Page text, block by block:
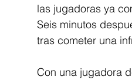
las jugadoras ya
Seis minutos
tras cometer una
Con una jugadora